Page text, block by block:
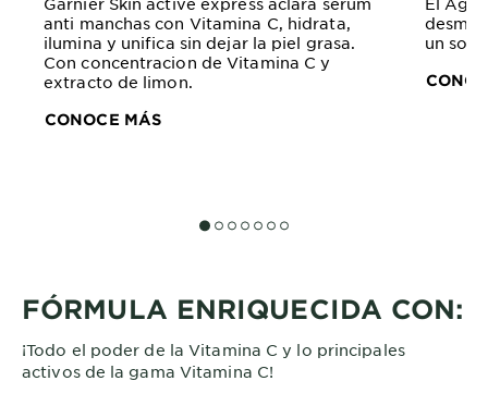
anti manchas con Vitamina C, hidrata,
ilumina y unifica sin dejar la piel grasa.
Con concentracion de Vitamina C y
extracto de limon.
CONOCE MÁS
un
SLIDE 1
SLIDE 2
SLIDE 3
SLIDE 4
SLIDE 5
SLIDE 6
SLIDE 7
FÓRMULA ENRIQUECIDA CON:
¡Todo el poder de la Vitamina C y lo principales
activos de la gama Vitamina C!